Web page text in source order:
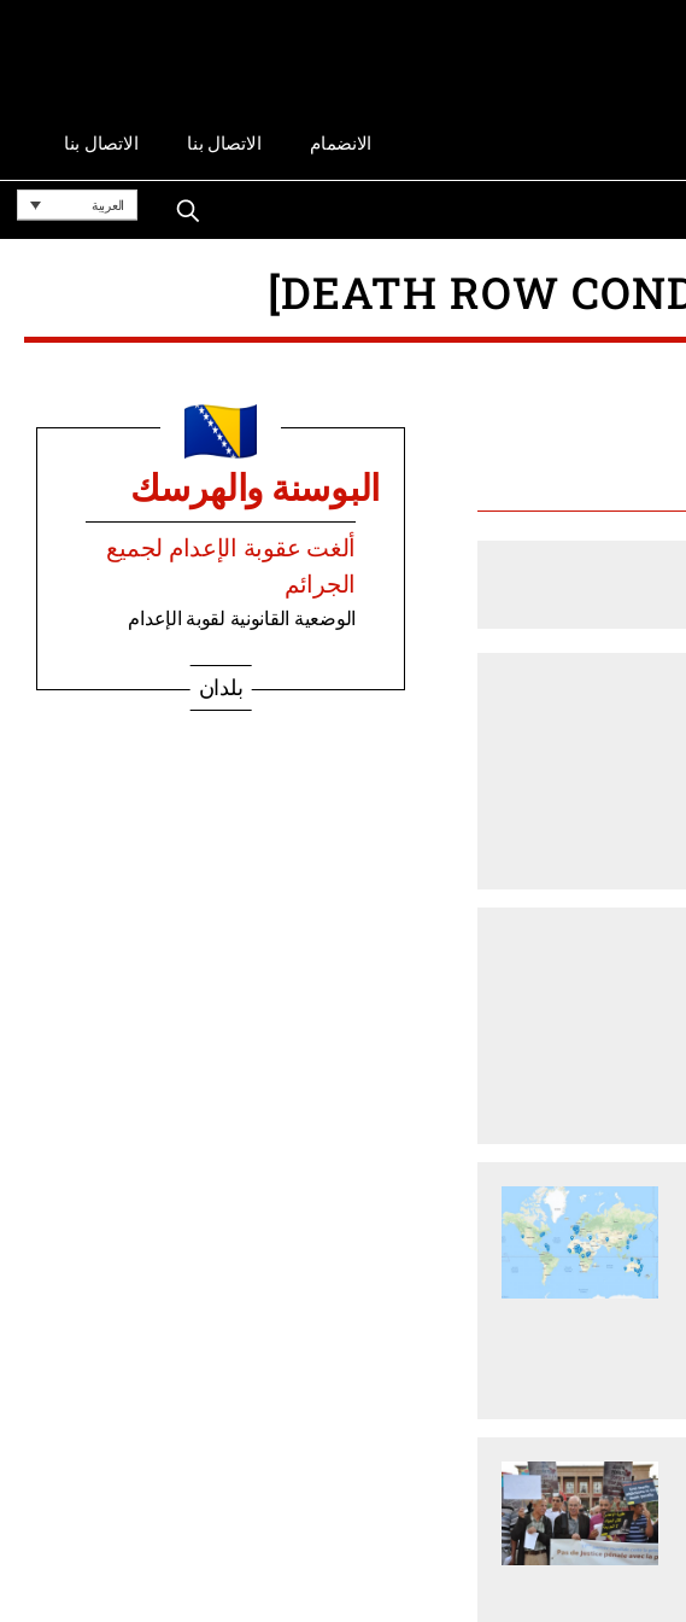
الانضمام الاتصال بنا الاتصال بنا
العربية
البوسنة والهرسك
ألغت عقوبة الإعدام لجميع
الجرائم
الوضعية القانونية لقوبة الإعدام
بلدان